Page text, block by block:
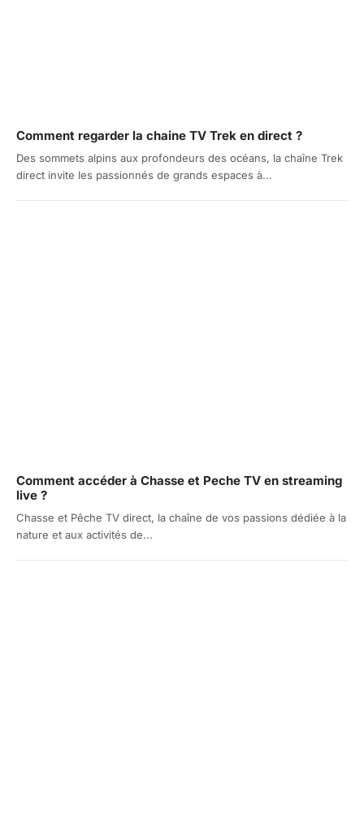
Comment regarder la chaine TV Trek en direct ?
Des sommets alpins aux profondeurs des océans, la chaîne Trek
direct invite les passionnés de grands espaces à...
Comment accéder à Chasse et Peche TV en streaming
live ?
Chasse et Pêche TV direct, la chaîne de vos passions dédiée à la
nature et aux activités de...